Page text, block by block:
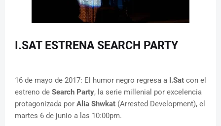
I.SAT ESTRENA SEARCH PARTY
16 de mayo de 2017: El humor negro regresa a I.Sat con el
estreno de Search Party, la serie millenial por excelencia
protagonizada por Alia Shwkat (Arrested Development), el
martes 6 de junio a las 10:00pm.